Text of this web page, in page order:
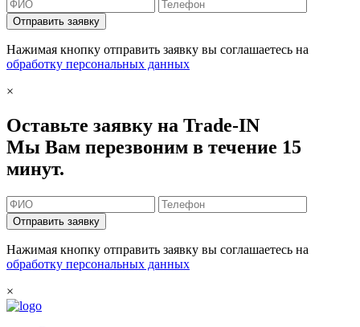
Отправить заявку
Нажимая кнопку отправить заявку вы соглашаетесь на
обработку персональных данных
×
Оставьте заявку на Trade-IN
Мы Вам перезвоним в течение 15
минут.
Отправить заявку
Нажимая кнопку отправить заявку вы соглашаетесь на
обработку персональных данных
×